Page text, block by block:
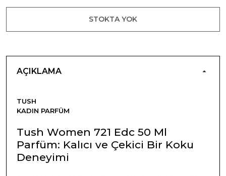
STOKTA YOK
AÇIKLAMA
TUSH
KADIN PARFÜM
Tush Women 721 Edc 50 Ml
Parfüm: Kalıcı ve Çekici Bir Koku
Deneyimi